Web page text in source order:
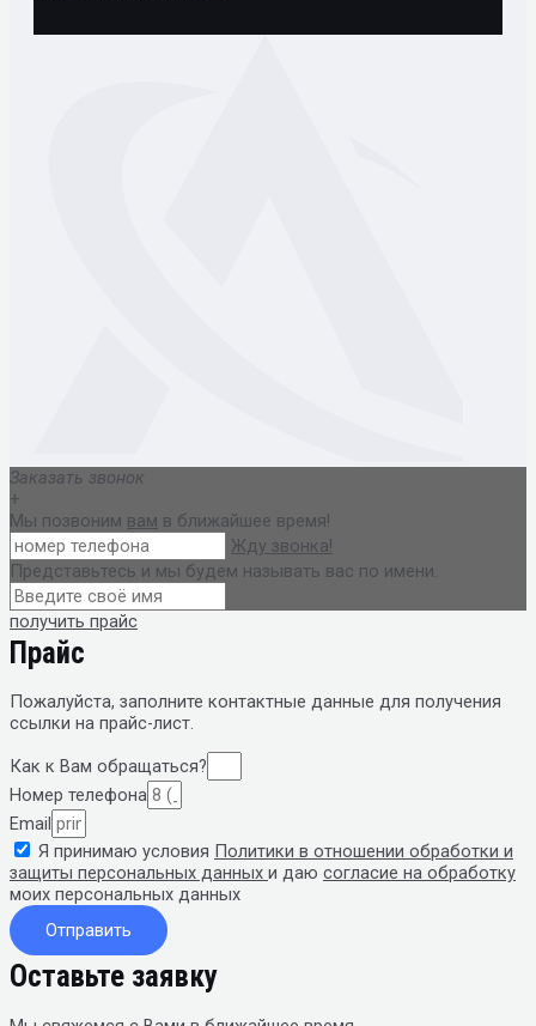
Заказать звонок
+
Мы позвоним вам в ближайшее время!
Жду звонка!
Представьтесь и мы будем называть вас по имени.
получить прайс
Прайс
Пожалуйста, заполните контактные данные для получения
ссылки на прайс-лист.
Как к Вам обращаться?
Номер телефона
Email
Я принимаю условия Политики в отношении обработки и
защиты персональных данных и даю согласие на обработку
моих персональных данных
Отправить
Оставьте заявку